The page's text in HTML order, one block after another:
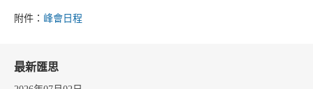
附件： 峰會日程
最新匯思